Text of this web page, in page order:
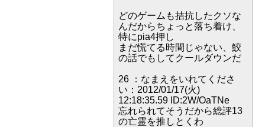
どのゲームも拮抗したクソな
んだからちょっと落ち着け、
特にpia4押し
まだ慌てる時間じゃない、鮫
の話でもしてクールダウンだ
26 ：なまえをいれてくださ
い：2012/01/17(火)
12:18:35.59 ID:2W/OaTNe
忘れられてそうだから総評13
の亡霊を推しとくわ